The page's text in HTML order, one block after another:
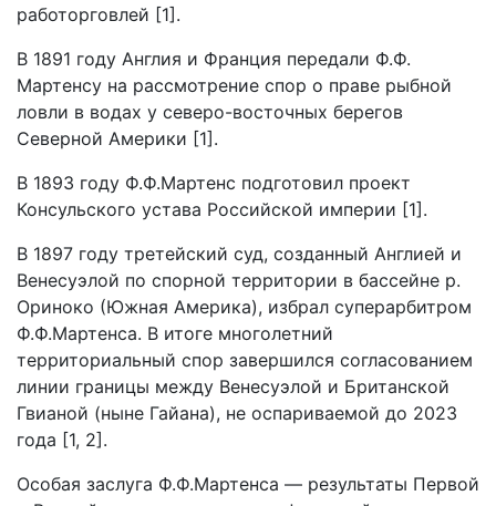
работорговлей [1].
В 1891 году Англия и Франция передали Ф.Ф.
Мартенсу на рассмотрение спор о праве рыбной
ловли в водах у северо-восточных берегов
Северной Америки [1].
В 1893 году Ф.Ф.Мартенс подготовил проект
Консульского устава Российской империи [1].
В 1897 году третейский суд, созданный Англией и
Венесуэлой по спорной территории в бассейне р.
Ориноко (Южная Америка), избрал суперарбитром
Ф.Ф.Мартенса. В итоге многолетний
территориальный спор завершился согласованием
линии границы между Венесуэлой и Британской
Гвианой (ныне Гайана), не оспариваемой до 2023
года [1, 2].
Особая заслуга Ф.Ф.Мартенса — результаты Первой